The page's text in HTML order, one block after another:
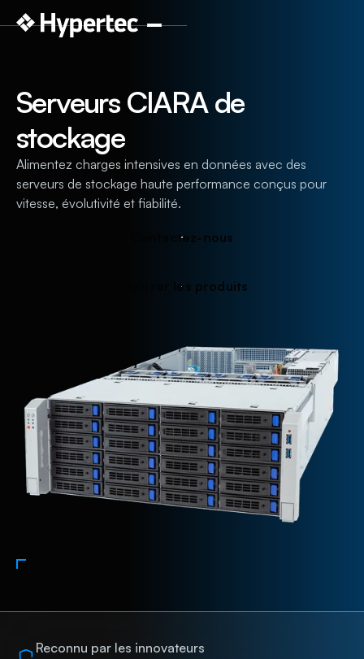
Serveurs CIARA de
stockage
Alimentez charges intensives en données avec des
serveurs de stockage haute performance conçus pour
vitesse, évolutivité et fiabilité.
te z-nous
e s produits
Reconnu par les innovateurs